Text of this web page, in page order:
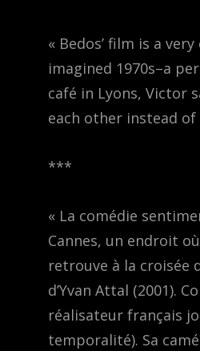
« Bedos’ film is a
imagined 1970s–a
café in Lyons, Victor
each other instead
***
« La comédie
Cannes, un endroit
retrouve à la croisée
d’Yvan Attal (2001).
réalisateur français
temporalité). Sa